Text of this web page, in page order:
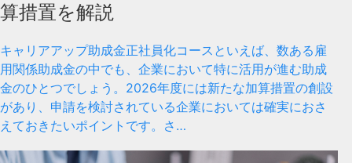
算措置を解説
キャリアアップ助成金正社員化コースといえば、数ある雇
用関係助成金の中でも、企業において特に活用が進む助成
金のひとつでしょう。2026年度には新たな加算措置の創設
があり、申請を検討されている企業においては確実におさ
えておきたいポイントです。さ…